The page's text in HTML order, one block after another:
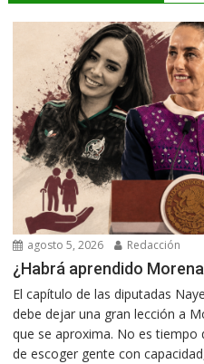
agosto 5, 2026 Redacción
¿Habrá aprendido
El capítulo de las diputadas
debe dejar una gran lección a
que se aproxima. No es
de escoger gente con